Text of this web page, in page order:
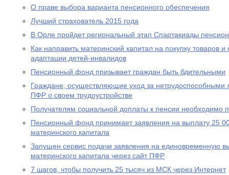
О праве выбора варианта пенсионного обеспечения
Лучший страхователь 2015 года
В Орле пройдет региональный этап Спартакиады
Как направить материнский капитал на покупку товаров
адаптации детей-инвалидов
Пенсионный фонд призывает граждан быть бдительными
Граждане, осуществляющие уход за
ПФР о своем трудоустройстве
Получателям социальной доплаты к пенсии необходимо
Пенсионный фонд принимает заявления на выплату 25
материнского капитала
Запущен сервис подачи заявления на единовременную
материнского капитала через сайт ПФР
7 шагов, чтобы получить 25 тысяч из МСК через Интернет